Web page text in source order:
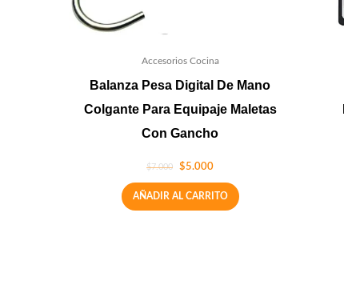
Accesorios Cocina
Balanza Pesa Digital De Mano
Colgante Para Equipaje Maletas
Con Gancho
$7.000 $5.000
AÑADIR AL CARRITO